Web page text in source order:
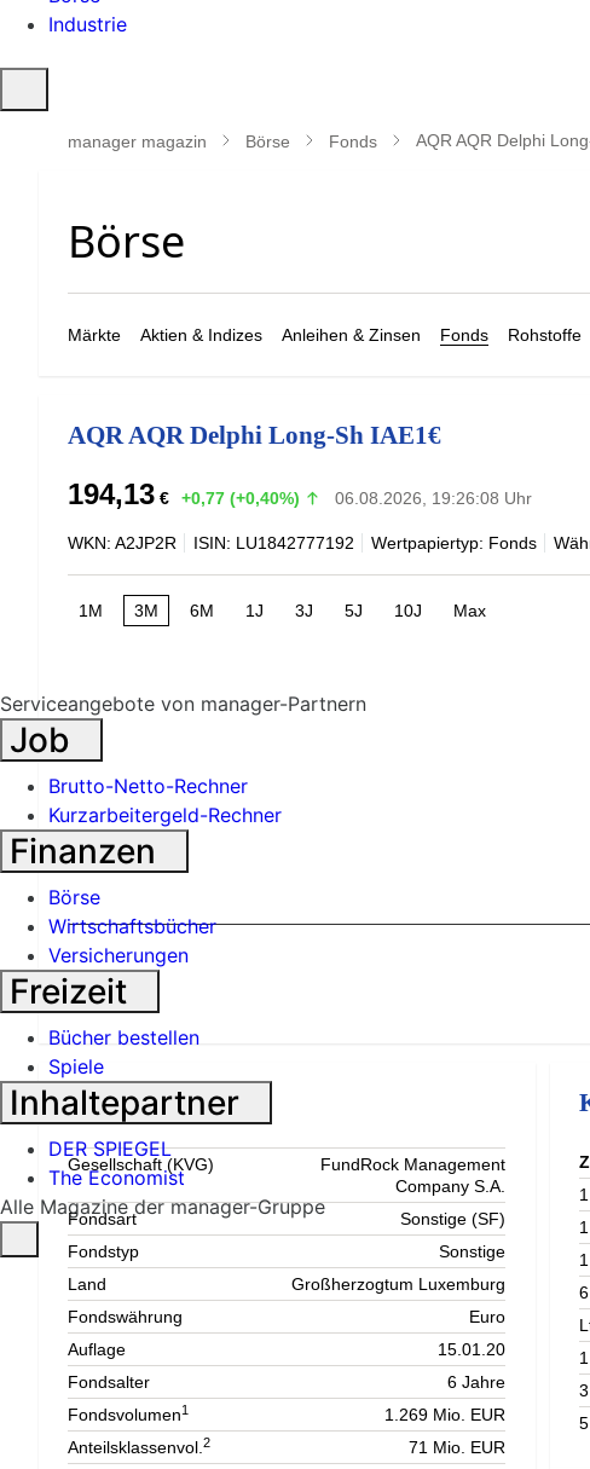
Industrie
öffnen
manager magazin Börse Fonds AQR AQR Delphi
Märkte Aktien & Indizes Anleihen & Zinsen Fonds Rohstoffe
AQR AQR Delphi Long-Sh IAE1€
194,13 € +0,77 (+0,40%) 06.08.2026, 19:26:08 Uhr
WKN: A2JP2R ISIN: LU1842777192 Wertpapiertyp: Fonds
1M 3M 6M 1J 3J 5J 10J Max
Fondsdaten
Gesellschaft (KVG)
FundRock Management
Company S.A.
Fondsart
Sonstige (SF)
Fondstyp
Sonstige
Land
Großherzogtum Luxemburg
Fondswährung
Euro
Auflage
15.01.20
Fondsalter
6 Jahre
Fondsvolumen1
1.269 Mio. EUR
Anteilsklassenvol.2
71 Mio. EUR
Serviceangebote von manager-Partnern
Job
Brutto-Netto-Rechner
Kurzarbeitergeld-Rechner
Finanzen
Börse
Wirtschaftsbücher
Versicherungen
Freizeit
Bücher bestellen
Spiele
Inhaltepartner
DER SPIEGEL
The Economist
Alle Magazine der manager-Gruppe